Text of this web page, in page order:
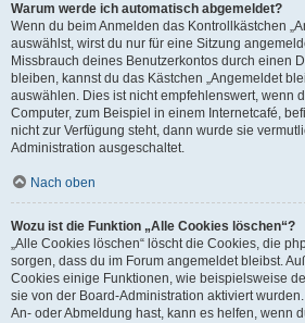
Warum werde ich automatisch abgemeldet?
Wenn du beim Anmelden das Kontrollkästchen
auswählst, wirst du nur für eine Sitzung
Missbrauch deines Benutzerkontos durch einen
bleiben, kannst du das Kästchen „Angemeldet
auswählen. Dies ist nicht empfehlenswert, wenn
Computer, zum Beispiel in einem Internetcafé,
nicht zur Verfügung steht, dann wurde sie
Administration ausgeschaltet.
Nach oben
Wozu ist die Funktion „Alle Cookies löschen“?
„Alle Cookies löschen“ löscht die Cookies, die
sorgen, dass du im Forum angemeldet bleibst.
Cookies einige Funktionen, wie beispielsweise
sie von der Board-Administration aktiviert
An- oder Abmeldung hast, kann es helfen, wenn